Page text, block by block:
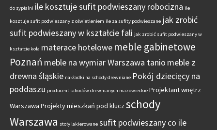
do sypialni ile kosztuje sufit podwieszany robocizna ile
kosztuje sufit podwieszany z oświetleniem ile za sufity podwieszane jak zrobić
sufit podwieszany w kształcie fali jak zrobić sufit podwieszany w
kształcie koła materace hotelowe meble gabinetowe
Poznań meble na wymiar Warszawa tanio meble z
drewna śląskie nakładki na schody drewniane Pokój dziecięcy na
poddaszu producent schodów drewnianych mazowieckie Projektant wnętrz
Warszawa Projekty mieszkań pod klucz schody
Warszawa stoły lakierowane sufit podwieszany co ile